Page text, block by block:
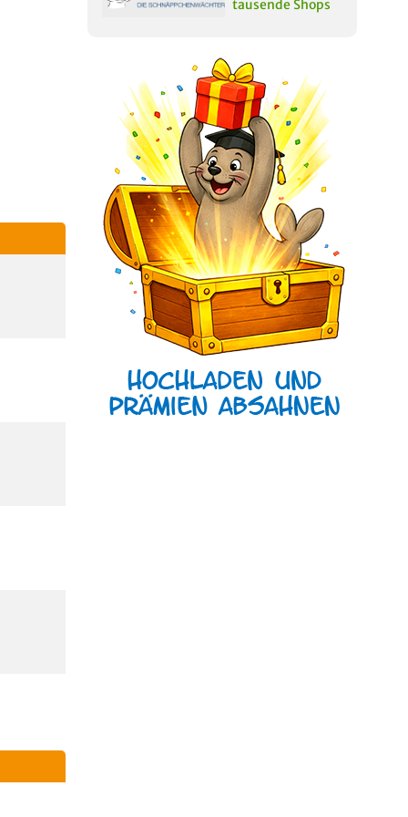
tausende Shops